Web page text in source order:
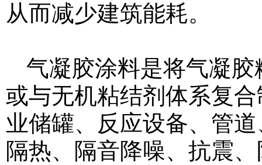
从而减少建筑能耗。
气凝胶涂料是将气凝
或与无机粘结剂体系复
业储罐、反应设备、管
隔热、隔音降噪、抗震